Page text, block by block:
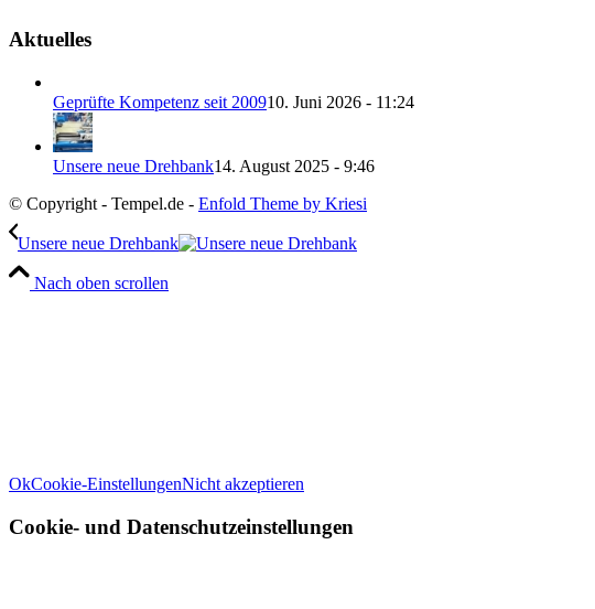
Aktuelles
Geprüfte Kompetenz seit 200910. Juni 2026 - 11:24
Unsere neue Drehbank14. August 2025 - 9:46
© Copyright - Tempel.de - Enfold Theme by Kriesi
Unsere neue Drehbank
Nach oben scrollen
OkCookie-EinstellungenNicht akzeptieren
Cookie- und Datenschutzeinstellungen